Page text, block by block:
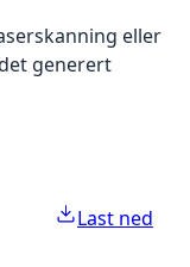
eller
generert
Last ned